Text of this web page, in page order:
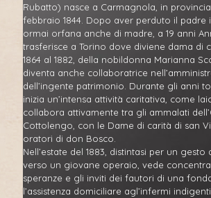
Rubatto) nasce a Carmagnola, in provincia
febbraio 1844. Dopo aver perduto il padre
ormai orfana anche di madre, a 19 anni
trasferisce a Torino dove diviene dama di
1864 al 1882, della nobildonna Marianna
diventa anche collaboratrice
dell’ingente patrimonio. Durante gli anni
inizia un’intensa attività caritativa, come
collabora attivamente tra gli ammalati
Cottolengo, con le Dame di carità di san
oratori di don Bosco.
Nell’estate del 1883, distintasi per un
verso un giovane operaio, vede
speranze e gli inviti dei fautori di una
l’assistenza domiciliare agl’infermi